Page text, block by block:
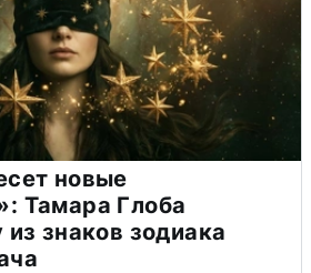
новые
Тамара Глоба
знаков зодиака